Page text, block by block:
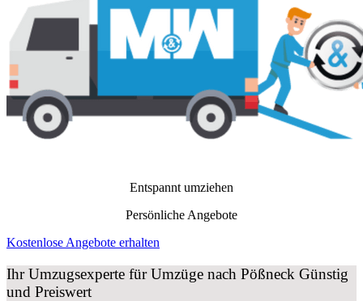
Entspannt umziehen
Persönliche Angebote
Kostenlose Angebote erhalten
Ihr Umzugsexperte für Umzüge nach Pößneck Günstig
und Preiswert